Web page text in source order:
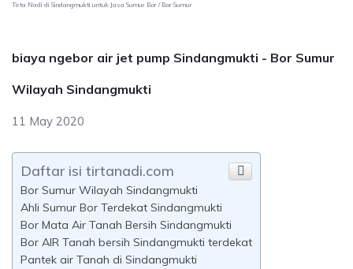
Tirta Nadi di Sindangmukti untuk Jasa Sumur Bor / Bor Sumur
biaya ngebor air jet pump Sindangmukti - Bor Sumur
Wilayah Sindangmukti
11 May 2020
Daftar isi tirtanadi.com
Bor Sumur Wilayah Sindangmukti
Ahli Sumur Bor Terdekat Sindangmukti
Bor Mata Air Tanah Bersih Sindangmukti
Bor AIR Tanah bersih Sindangmukti terdekat
Pantek air Tanah di Sindangmukti